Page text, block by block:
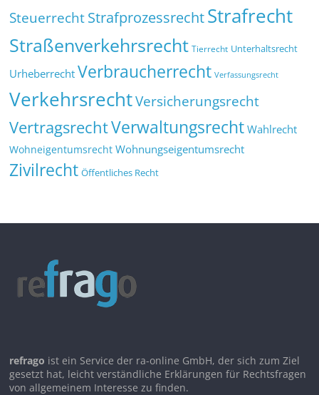
SteuerrechtStrafprozessrechtStrafrecht
Straßenverkehrsrecht Tierrecht Unterhaltsrecht
Urheberrecht Verbraucherrecht Verfassungsrecht
VerkehrsrechtVersicherungsrecht
VertragsrechtVerwaltungsrecht Wahlrecht
Wohneigentumsrecht Wohnungseigentumsrecht
Zivilrecht Öffentliches Recht
refrago ist ein Service der ra-online GmbH, der sich zum Ziel
gesetzt hat, leicht verständliche Erklärungen für Rechtsfragen
von allgemeinem Interesse zu finden.